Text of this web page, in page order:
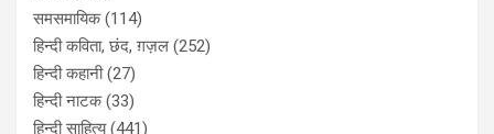
समसमायिक(114)
हिन्दी कविता, छंद, ग़ज़ल (252)
हिन्दी कहानी(27)
हिन्‍दी नाटक(33)
हिन्दी साहित्य(441)